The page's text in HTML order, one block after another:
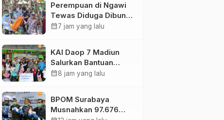
Perempuan di Ngawi
Tewas Diduga Dibunuh
Anak Kandungnya
calendar_month7 jam yang lalu
KAI Daop 7 Madiun
Salurkan Bantuan
Rp123 Juta, Panti
Prioritas
calendar_month8 jam yang lalu
BPOM Surabaya
Musnahkan 97.676